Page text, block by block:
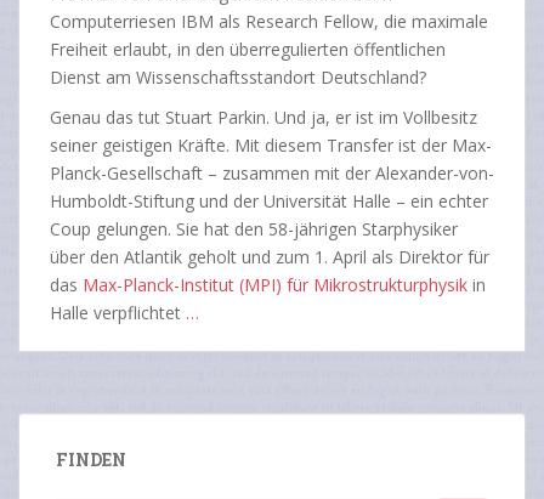
Computerriesen IBM als Research Fellow, die maximale
Freiheit erlaubt, in den überregulierten öffentlichen
Dienst am Wissenschaftsstandort Deutschland?
Genau das tut Stuart Parkin. Und ja, er ist im Vollbesitz
seiner geistigen Kräfte. Mit diesem Transfer ist der Max-
Planck-Gesellschaft – zusammen mit der Alexander-von-
Humboldt-Stiftung und der Universität Halle – ein echter
Coup gelungen. Sie hat den 58-jährigen Starphysiker
über den Atlantik geholt und zum 1. April als Direktor für
das Max-Planck-Institut (MPI) für Mikrostrukturphysik in
Halle verpflichtet …
FINDEN